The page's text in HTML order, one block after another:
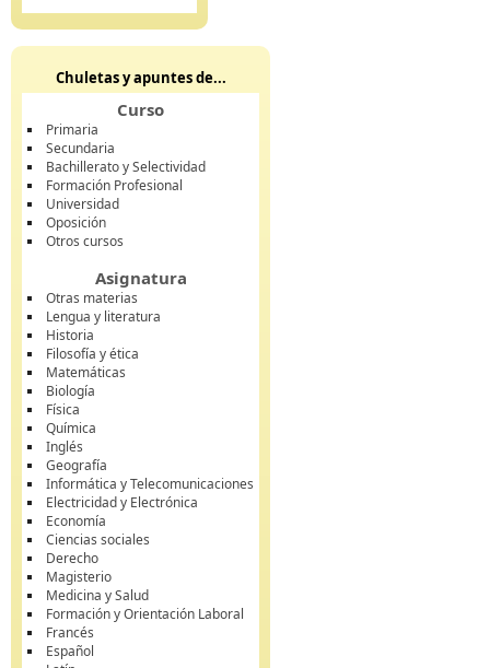
Chuletas y apuntes de...
Curso
Primaria
Secundaria
Bachillerato y Selectividad
Formación Profesional
Universidad
Oposición
Otros cursos
Asignatura
Otras materias
Lengua y literatura
Historia
Filosofía y ética
Matemáticas
Biología
Física
Química
Inglés
Geografía
Informática y Telecomunicaciones
Electricidad y Electrónica
Economía
Ciencias sociales
Derecho
Magisterio
Medicina y Salud
Formación y Orientación Laboral
Francés
Español